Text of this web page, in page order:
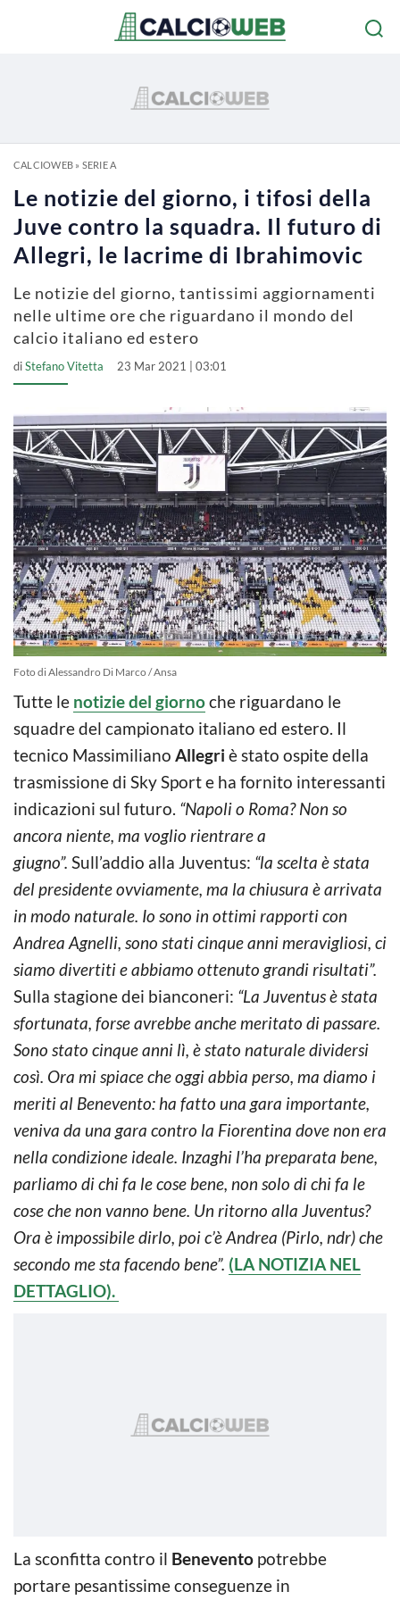
CALCIOWEB» SERIE A
Le notizie del giorno, i tifosi della
Juve contro la squadra. Il futuro di
Allegri, le lacrime di Ibrahimovic
Le notizie del giorno, tantissimi aggiornamenti
nelle ultime ore che riguardano il mondo del
calcio italiano ed estero
diStefano Vitetta 23 Mar 2021 | 03:01
Foto di Alessandro Di Marco / Ansa
Tutte le notizie del giornoche riguardano le
squadre del campionato italiano ed estero. Il
tecnico Massimiliano Allegri è stato ospite della
trasmissione di Sky Sport e ha fornito interessanti
indicazioni sul futuro. “Napoli o Roma? Non so
ancora niente, ma voglio rientrare a
giugno”. Sull’addio alla Juventus: “la scelta è stata
del presidente ovviamente, ma la chiusura è arrivata
in modo naturale. Io sono in ottimi rapporti con
Andrea Agnelli, sono stati cinque anni meravigliosi, ci
siamo divertiti e abbiamo ottenuto grandi risultati”.
Sulla stagione dei bianconeri: “La Juventus è stata
sfortunata, forse avrebbe anche meritato di passare.
Sono stato cinque anni lì, è stato naturale dividersi
così. Ora mi spiace che oggi abbia perso, ma diamo i
meriti al Benevento: ha fatto una gara importante,
veniva da una gara contro la Fiorentina dove non era
nella condizione ideale. Inzaghi l’ha preparata bene,
parliamo di chi fa le cose bene, non solo di chi fa le
cose che non vanno bene. Un ritorno alla Juventus?
Ora è impossibile dirlo, poi c’è Andrea (Pirlo, ndr) che
secondo me sta facendo bene”. (LA NOTIZIA NEL
DETTAGLIO).
La sconfitta contro il Benevento potrebbe
portare pesantissime conseguenze in